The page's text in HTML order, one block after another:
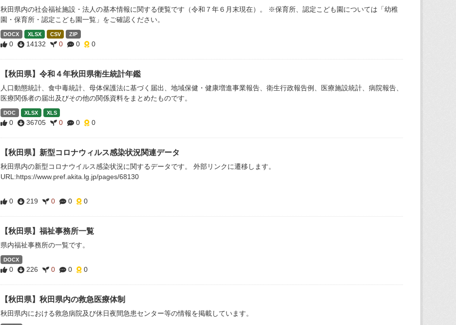
秋田県内の社会福祉施設・法人の基本情報に関する便覧です（令和７年６月末現在）。 ※保育所、認定こども園については「幼稚
園・保育所・認定こども園一覧」をご確認ください。
DOCX XLSX CSV ZIP
0 14132 0 0 0
【秋田県】令和４年秋田県衛生統計年鑑
人口動態統計、食中毒統計、母体保護法に基づく届出、地域保健・健康増進事業報告、衛生行政報告例、医療施設統計、病院報告、
医療関係者の届出及びその他の関係資料をまとめたものです。
DOC XLSX XLS
0 36705 0 0 0
【秋田県】新型コロナウィルス感染状況関連データ
秋田県内の新型コロナウイルス感染状況に関するデータです。 外部リンクに遷移します。
URL:https://www.pref.akita.lg.jp/pages/68130
0 219 0 0 0
【秋田県】福祉事務所一覧
県内福祉事務所の一覧です。
DOCX
0 226 0 0 0
【秋田県】秋田県内の救急医療体制
秋田県内における救急病院及び休日夜間急患センター等の情報を掲載しています。